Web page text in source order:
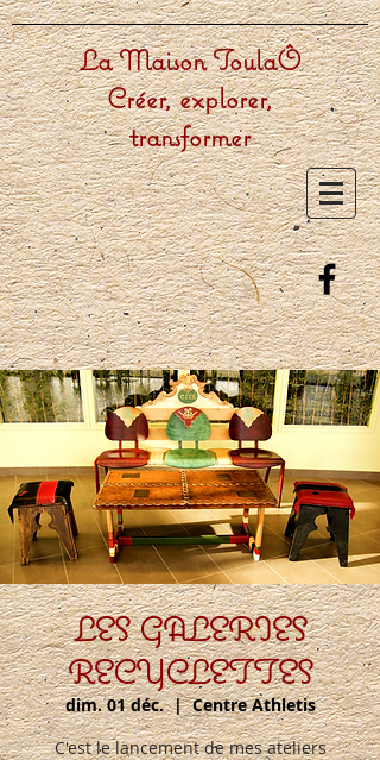
La Maison ToulaÔ
Créer, explorer,
transformer
LES GALERIES
RECYCLETTES
dim. 01 déc.
  |
Centre Athletis
C'est le lancement de mes ateliers